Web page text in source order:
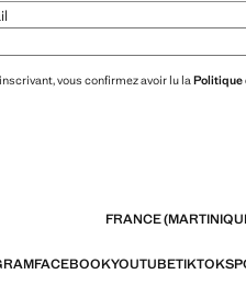
vous confirmez avoir lu la Politique
FRANCE
FACEBOOKYOUTUBETIKTOK